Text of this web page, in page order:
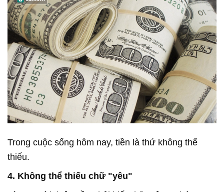
Trong cuộc sống hôm nay, tiền là thứ không thể
thiếu.
4. Không thể thiếu chữ "yêu"